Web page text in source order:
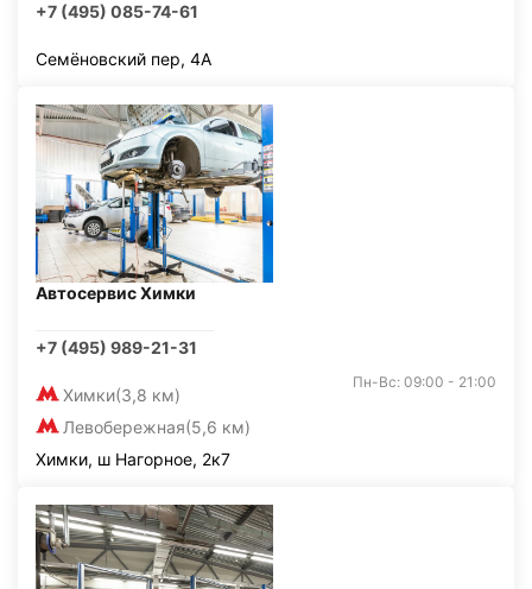
+7 (495) 085-74-61
Семёновский пер, 4А
Автосервис Химки
+7 (495) 989-21-31
Химки(3,8 км)
Левобережная(5,6 км)
Пн-Вс: 09:00 - 21:00
Химки, ш Нагорное, 2к7